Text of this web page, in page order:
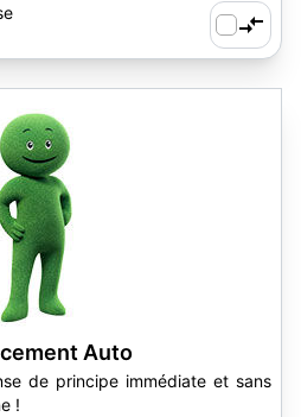
Auto
de principe immédiate et sans
!